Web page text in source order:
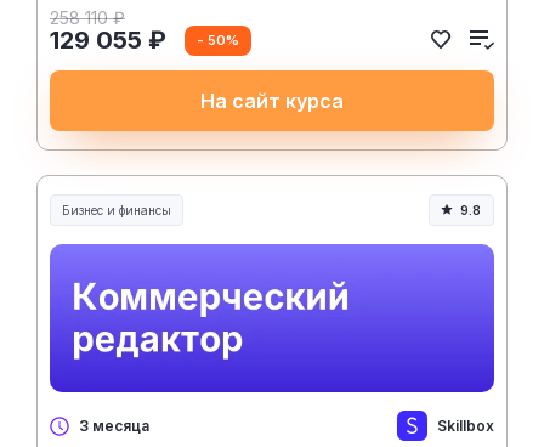
258 110 ₽
129 055 ₽ - 50%
На сайт курса
Бизнес и финансы 9.8
3 месяца Skillbox